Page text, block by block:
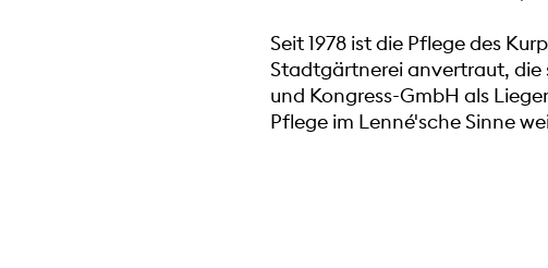
Seit 1978 ist die Pflege des
Stadtgärtnerei anvertraut, die
und Kongress-GmbH als
Pflege im Lenné'sche Sinne